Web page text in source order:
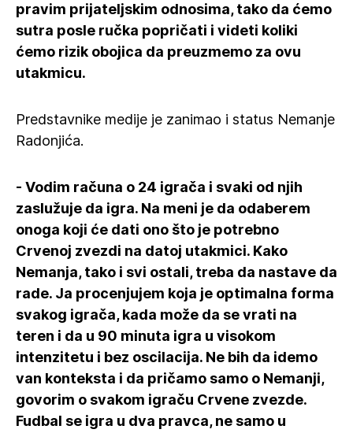
pravim prijateljskim odnosima, tako da ćemo
sutra posle ručka popričati i videti koliki
ćemo rizik obojica da preuzmemo za ovu
utakmicu.
Predstavnike medije je zanimao i status Nemanje
Radonjića.
- Vodim računa o 24 igrača i svaki od njih
zaslužuje da igra. Na meni je da odaberem
onoga koji će dati ono što je potrebno
Crvenoj zvezdi na datoj utakmici. Kako
Nemanja, tako i svi ostali, treba da nastave da
rade. Ja procenjujem koja je optimalna forma
svakog igrača, kada može da se vrati na
teren i da u 90 minuta igra u visokom
intenzitetu i bez oscilacija. Ne bih da idemo
van konteksta i da pričamo samo o Nemanji,
govorim o svakom igraču Crvene zvezde.
Fudbal se igra u dva pravca, ne samo u